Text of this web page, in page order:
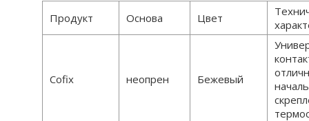
Продукт Основа Цвет
Cofix неопрен Бежевый